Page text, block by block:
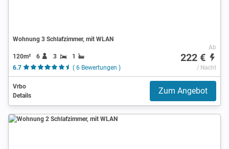
Wohnung 3 Schlafzimmer, mit WLAN
120m² 6 3
1
6.7
( 6 Bewertungen )
Ab
222 €
/ Nacht
Vrbo
Details
Zum Angebot